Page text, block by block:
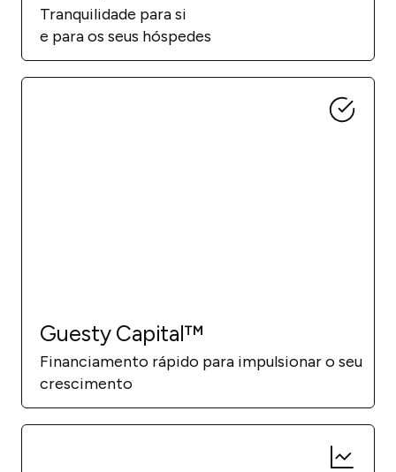
Tranquilidade para si
e para os seus hóspedes
Guesty Capital™
Financiamento rápido para impulsionar o seu
crescimento